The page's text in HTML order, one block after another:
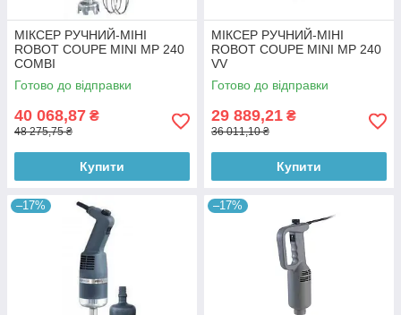
МІКСЕР РУЧНИЙ-МІНІ
ROBOT COUPE MINI MP 240
COMBI
Готово до відправки
40 068,87 ₴
48 275,75 ₴
Купити
МІКСЕР РУЧНИЙ-МІНІ
ROBOT COUPE MINI MP 240
VV
Готово до відправки
29 889,21 ₴
36 011,10 ₴
Купити
–17% –17%